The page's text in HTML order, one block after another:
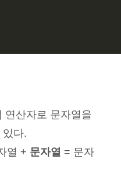
연산자로 문자열을
있다.
열 + 문자열 = 문자